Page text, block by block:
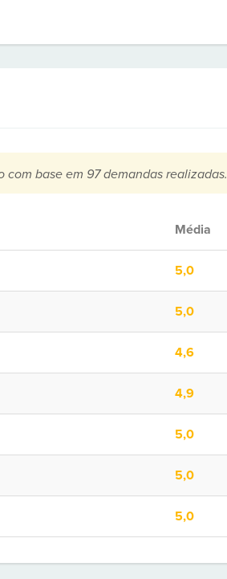
com base em 97 demandas realizadas.
Média
5,0
5,0
4,6
4,9
5,0
5,0
5,0